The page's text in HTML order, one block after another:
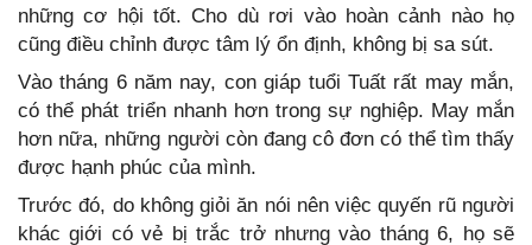
những cơ hội tốt. Cho dù rơi vào hoàn cảnh nào họ
cũng điều chỉnh được tâm lý ổn định, không bị sa sút.
Vào tháng 6 năm nay, con giáp tuổi Tuất rất may mắn,
có thể phát triển nhanh hơn trong sự nghiệp. May mắn
hơn nữa, những người còn đang cô đơn có thể tìm thấy
được hạnh phúc của mình.
Trước đó, do không giỏi ăn nói nên việc quyến rũ người
khác giới có vẻ bị trắc trở nhưng vào tháng 6, họ sẽ